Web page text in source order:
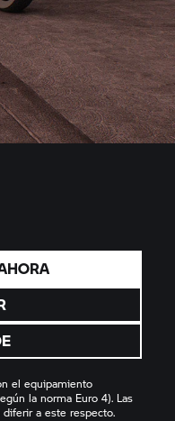
el equipamiento
la norma Euro 4). Las
a este respecto.